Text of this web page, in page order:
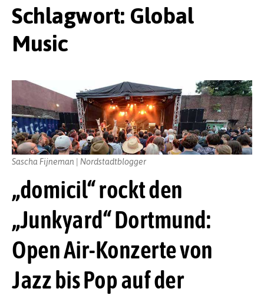
Schlagwort: Global
Music
„domicil“ rockt den
„Junkyard“ Dortmund:
Open Air-Konzerte von
Jazz bis Pop auf der
Sascha Fijneman | Nordstadtblogger